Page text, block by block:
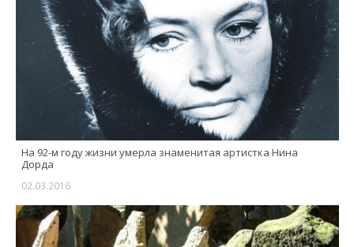
На 92-м году жизни умерла знаменитая артистка Нина
Дорда
02.03.2016